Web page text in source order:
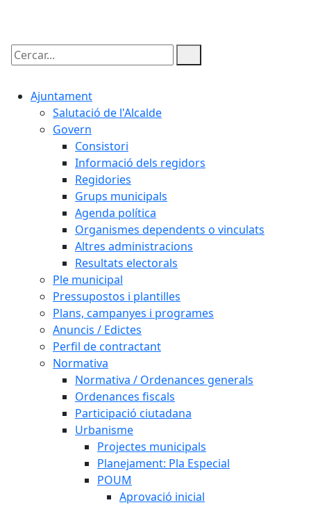
Cercar:
Ajuntament
Salutació de l'Alcalde
Govern
Consistori
Informació dels regidors
Regidories
Grups municipals
Agenda política
Organismes dependents o vinculats
Altres administracions
Resultats electorals
Ple municipal
Pressupostos i plantilles
Plans, campanyes i programes
Anuncis / Edictes
Perfil de contractant
Normativa
Normativa / Ordenances generals
Ordenances fiscals
Participació ciutadana
Urbanisme
Projectes municipals
Planejament: Pla Especial
POUM
Aprovació inicial